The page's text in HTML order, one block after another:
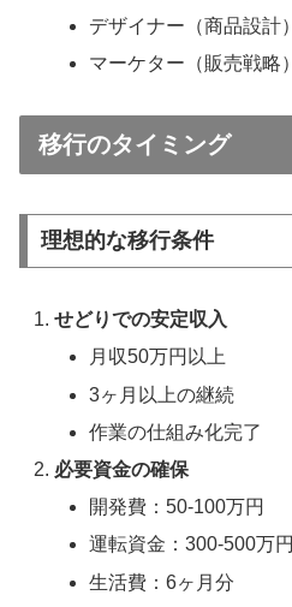
デザイナー（商品設計）
マーケター（販売戦略）
移行のタイミング
理想的な移行条件
せどりでの安定収入
月収50万円以上
3ヶ月以上の継続
作業の仕組み化完了
必要資金の確保
開発費：50-100万円
運転資金：300-500万円
生活費：6ヶ月分